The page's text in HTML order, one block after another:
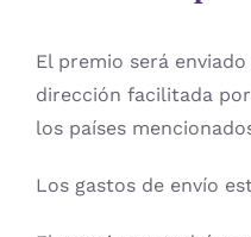
El premio será
dirección facilitada
los países
Los gastos de envío